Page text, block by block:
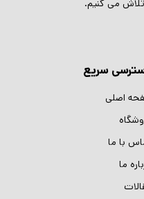
می کنیم.
سریع
اصلی
با ما
ما